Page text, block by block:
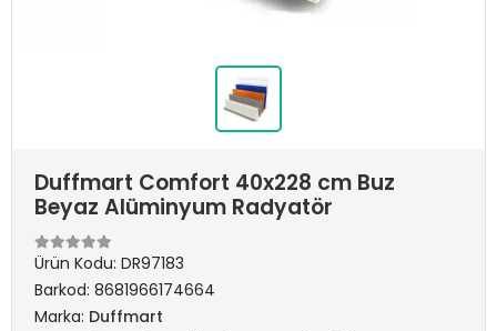
Duffmart Comfort 40x228 cm Buz
Beyaz Alüminyum Radyatör
Ürün Kodu: DR97183
Barkod: 8681966174664
Marka: Duffmart